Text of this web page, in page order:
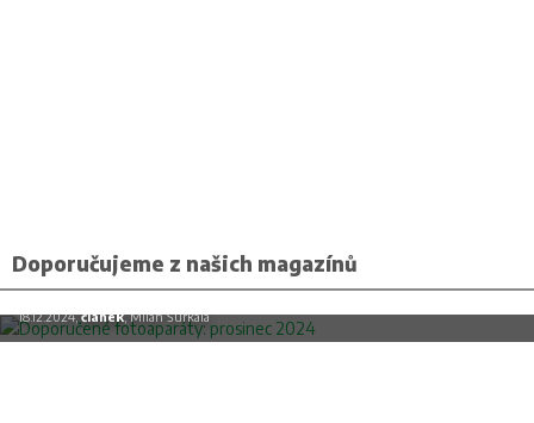
Doporučujeme z našich magazínů
Doporučené fotoaparáty: prosinec 2024
18.12.2024,článek, Milan Šurkala